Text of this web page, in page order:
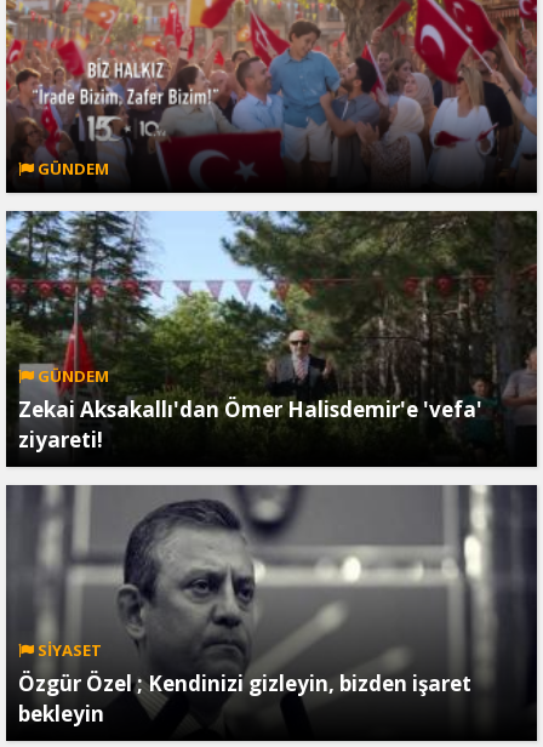
GÜNDEM
GÜNDEM
Zekai Aksakallı'dan Ömer Halisdemir'e 'vefa'
ziyareti!
SİYASET
Özgür Özel ; Kendinizi gizleyin, bizden işaret
bekleyin